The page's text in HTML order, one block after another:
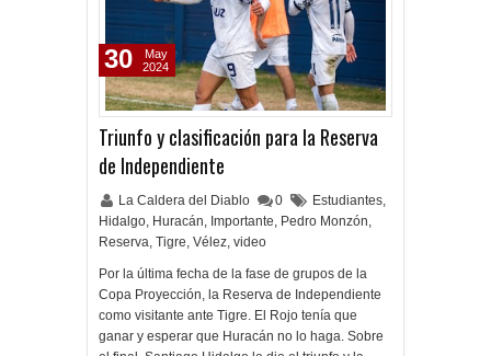
Triunfo y clasificación para la Reserva
de Independiente
La Caldera del Diablo 0 Estudiantes,
Hidalgo, Huracán, Importante, Pedro Monzón,
Reserva, Tigre, Vélez, video
Por la última fecha de la fase de grupos de la
Copa Proyección, la Reserva de Independiente
como visitante ante Tigre. El Rojo tenía que
ganar y esperar que Huracán no lo haga. Sobre
30
May
2024